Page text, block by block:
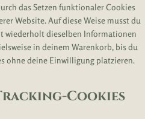
das Setzen funktionaler Cookies
Website. Auf diese Weise musst du
wiederholt dieselben Informationen
in deinem Warenkorb, bis du
ohne deine Einwilligung platzieren.
Cookies